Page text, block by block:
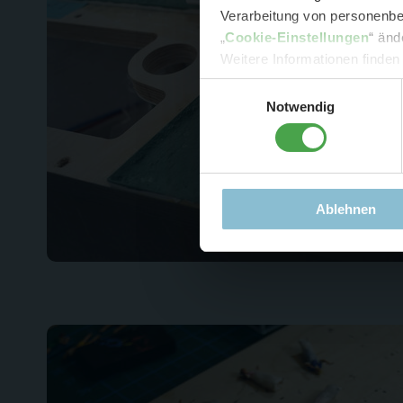
Verarbeitung von
„Cookie-Einstellungen“
Weitere Informationen
Notwendig
Ablehnen
-
-